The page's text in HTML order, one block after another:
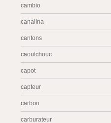
cambio
canalina
cantons
caoutchouc
capot
capteur
carbon
carburateur